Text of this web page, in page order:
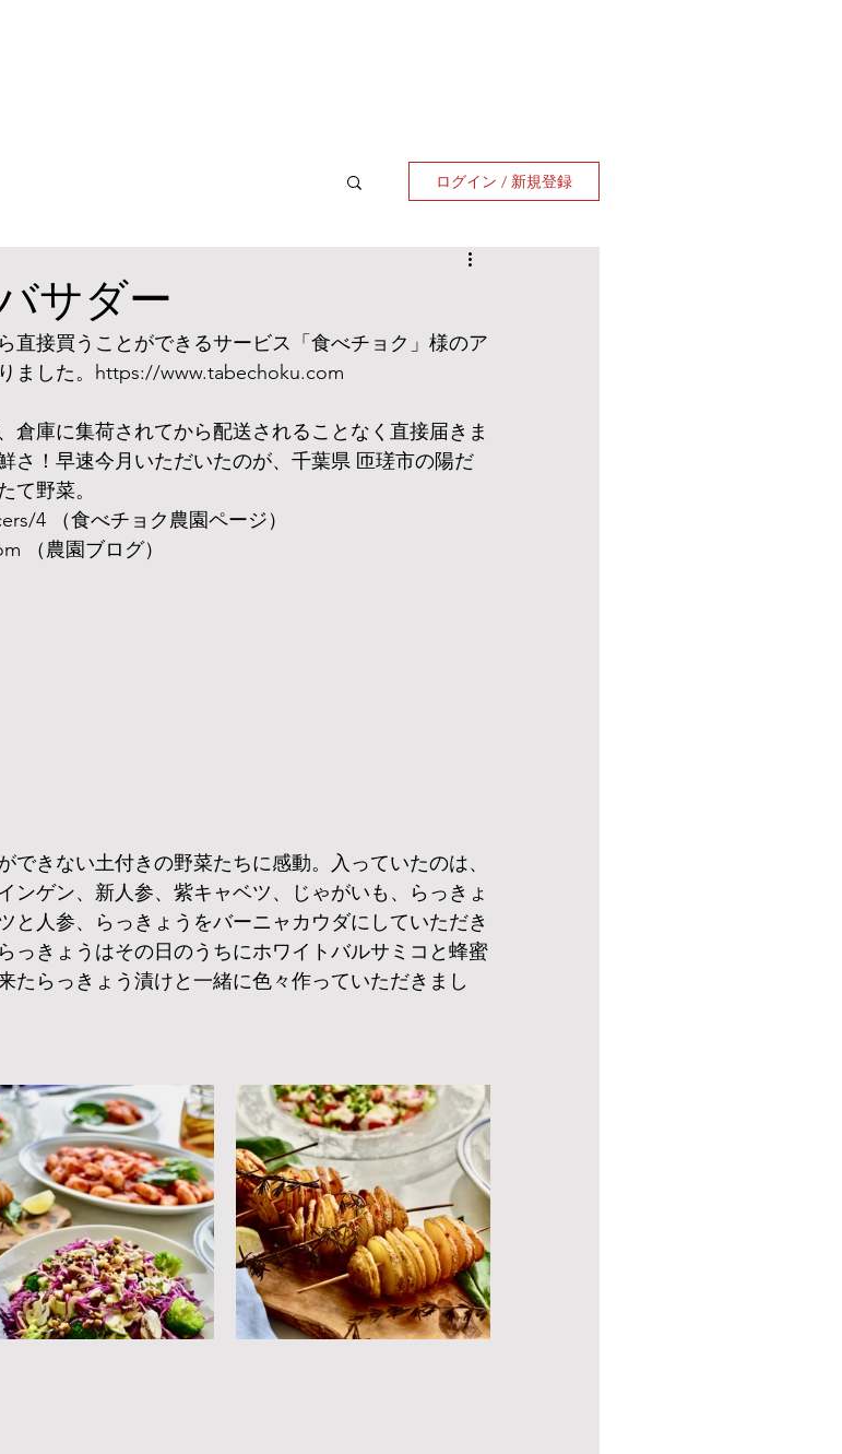
ログイン / 新規登録
サダー
直接買うことができるサービス「食べチョク」様のア
ました。https://www.tabechoku.com
倉庫に集荷されてから配送されることなく直接届きま
さ！早速今月いただいたのが、千葉県 匝瑳市の陽だ
て野菜。
4 （食べチョク農園ページ）
（農園ブログ）
できない土付きの野菜たちに感動。入っていたのは、
ンゲン、新人参、紫キャベツ、じゃがいも、らっきょ
と人参、らっきょうをバーニャカウダにしていただき
っきょうはその日のうちにホワイトバルサミコと蜂蜜
たらっきょう漬けと一緒に色々作っていただきまし